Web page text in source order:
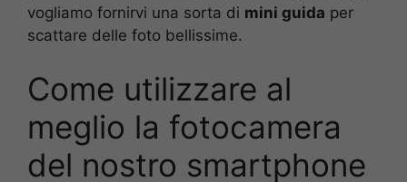
vogliamo fornirvi una sorta di mini guida per
scattare delle foto bellissime.
Come utilizzare al
meglio la fotocamera
del nostro smartphone